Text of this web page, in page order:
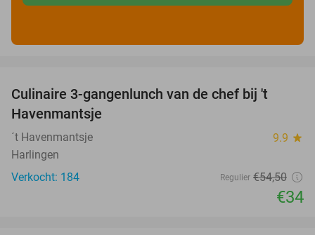
Culinaire 3-gangenlunch van de chef bij 't
Havenmantsje
´t Havenmantsje 9.9 star
Harlingen
Verkocht: 184
Regulier €54,50
€34